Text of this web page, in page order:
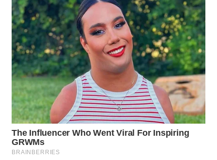
PURWAKARTA
WN
PRIANGAN
TIMUR
WN
SEMARANG
WN
SOLO
WN